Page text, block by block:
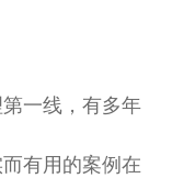
一线，有多年
有用的案例在